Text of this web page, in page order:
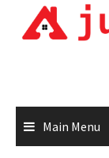
Main Menu